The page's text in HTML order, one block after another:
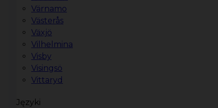
Värnamo
Västerås
Växjö
Vilhelmina
Visby
Visingsö
Vittaryd
Języki